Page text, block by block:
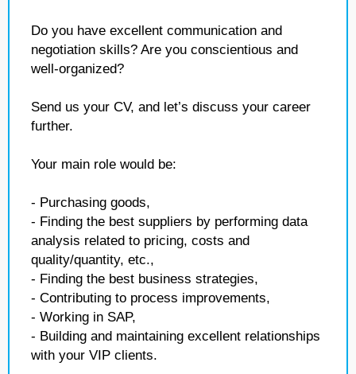
Do you have excellent communication and
negotiation skills? Are you conscientious and
well-organized?
Send us your CV, and let’s discuss your career
further.
Your main role would be:
- Purchasing goods,
- Finding the best suppliers by performing data
analysis related to pricing, costs and
quality/quantity, etc.,
- Finding the best business strategies,
- Contributing to process improvements,
- Working in SAP,
- Building and maintaining excellent relationships
with your VIP clients.